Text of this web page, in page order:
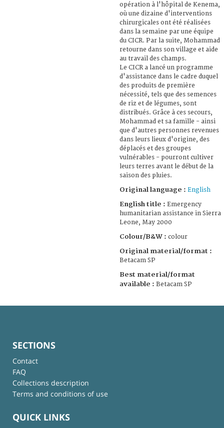
opération à l'hôpital de Kenema,
où une dizaine d'interventions
chirurgicales ont été réalisées
dans la semaine par une équipe
du CICR. Par la suite, Mohammad
retourne dans son village et aide
au travail des champs.
Le CICR a lancé un programme
d'assistance dans le cadre duquel
des produits de première
nécessité, tels que des semences
de riz et de légumes, sont
distribués. Grâce à ces secours,
Mohammad et sa famille - ainsi
que d'autres personnes revenues
dans leurs lieux d'origine, des
déplacés et des groupes
vulnérables - pourront cultiver
leurs terres avant le début de la
saison des pluies.
Original language : English
English title : Emergency
humanitarian assistance in Sierra
Leone, May 2000
Colour/B&W : colour
Original material/format :
Betacam SP
Best material/format
available : Betacam SP
SECTIONS
Contact
FAQ
Collections description
Terms and conditions of use
QUICK LINKS